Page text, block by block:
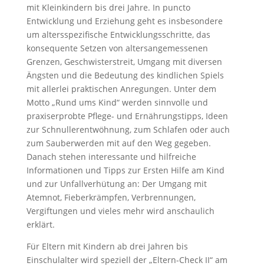
mit Kleinkindern bis drei Jahre. In puncto
Entwicklung und Erziehung geht es insbesondere
um altersspezifische Entwicklungsschritte, das
konsequente Setzen von altersangemessenen
Grenzen, Geschwisterstreit, Umgang mit diversen
Ängsten und die Bedeutung des kindlichen Spiels
mit allerlei praktischen Anregungen. Unter dem
Motto „Rund ums Kind“ werden sinnvolle und
praxiserprobte Pflege- und Ernährungstipps, Ideen
zur Schnullerentwöhnung, zum Schlafen oder auch
zum Sauberwerden mit auf den Weg gegeben.
Danach stehen interessante und hilfreiche
Informationen und Tipps zur Ersten Hilfe am Kind
und zur Unfallverhütung an: Der Umgang mit
Atemnot, Fieberkrämpfen, Verbrennungen,
Vergiftungen und vieles mehr wird anschaulich
erklärt.
Für Eltern mit Kindern ab drei Jahren bis
Einschulalter wird speziell der „Eltern-Check II“ am